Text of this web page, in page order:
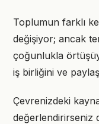
Toplumun farklı
değişiyor; ancak
çoğunlukla
iş birliğini ve
Çevrenizdeki
değerlendirirseniz